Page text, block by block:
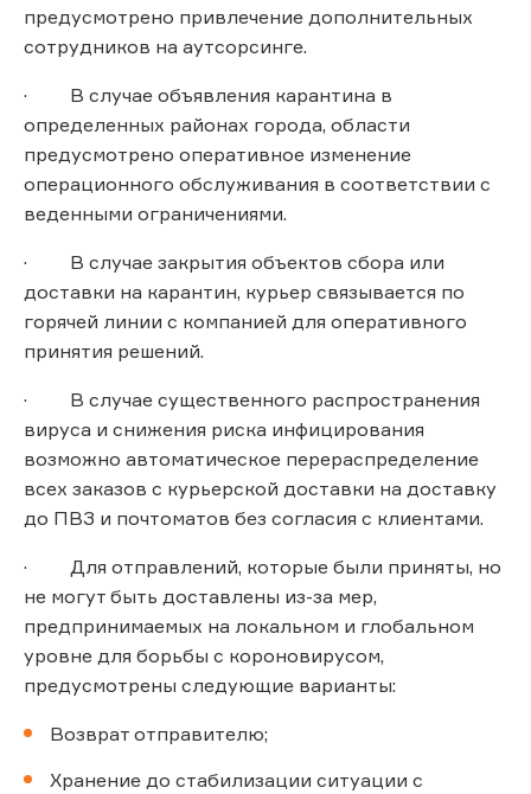
предусмотрено привлечение дополнительных
сотрудников на аутсорсинге.
· В случае объявления карантина в
определенных районах города, области
предусмотрено оперативное изменение
операционного обслуживания в соответствии с
веденными ограничениями.
· В случае закрытия объектов сбора или
доставки на карантин, курьер связывается по
горячей линии с компанией для оперативного
принятия решений.
· В случае существенного распространения
вируса и снижения риска инфицирования
возможно автоматическое перераспределение
всех заказов с курьерской доставки на доставку
до ПВЗ и почтоматов без согласия с клиентами.
· Для отправлений, которые были приняты, но
не могут быть доставлены из-за мер,
предпринимаемых на локальном и глобальном
уровне для борьбы с короновирусом,
предусмотрены следующие варианты:
Возврат отправителю;
Хранение до стабилизации ситуации с